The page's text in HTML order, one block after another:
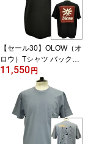
【セール30】OLOW（オ
ロウ）Tシャツ バックプ
リント 花とロゴのイラス
ト OL612002-98 ブラッ
ク 黒xブラウン オーガニ
ックコットン100% ゆっ
たりシルエット【フロリ
アン・ガロウ】
11,550 円